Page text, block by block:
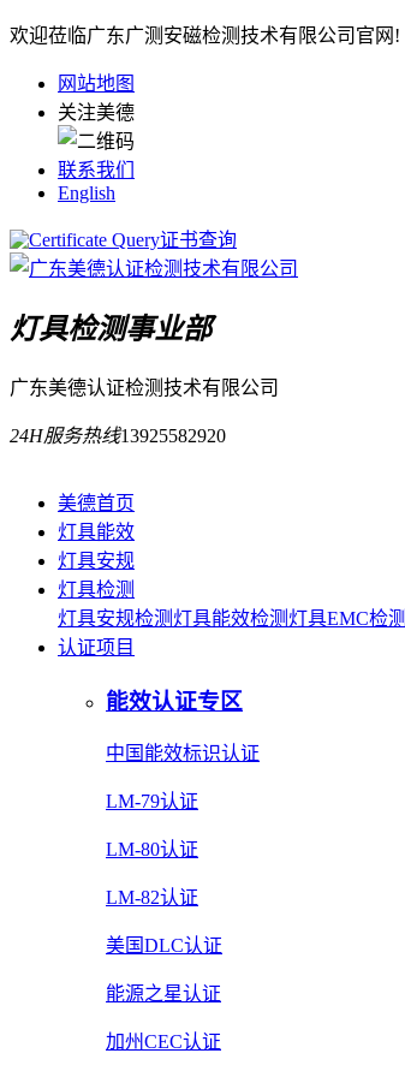
欢迎莅临广东广测安磁检测技术有限公司官网!
网站地图
关注美德
联系我们
English
证书查询
灯具检测事业部
广东美德认证检测技术有限公司
24H服务热线13925582920
美德首页
灯具能效
灯具安规
灯具检测
灯具安规检测 灯具能效检测 灯具EMC检测
认证项目
能效认证专区
中国能效标识认证
LM-79认证
LM-80认证
LM-82认证
美国DLC认证
能源之星认证
加州CEC认证